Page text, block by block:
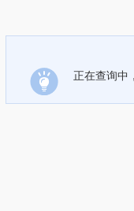
正在查询中